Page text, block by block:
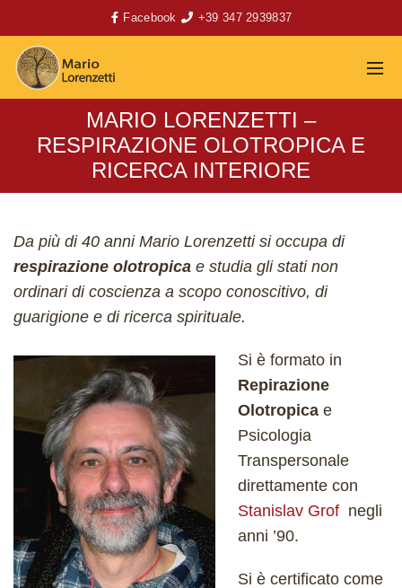
Facebook +39 347 2939837
MARIO LORENZETTI –
RESPIRAZIONE OLOTROPICA E
RICERCA INTERIORE
Da più di 40 anni Mario Lorenzetti si occupa di
respirazione olotropica e studia gli stati non
ordinari di coscienza a scopo conoscitivo, di
guarigione e di ricerca spirituale.
Si è formato in
Repirazione
Olotropica e
Psicologia
Transpersonale
direttamente con
Stanislav Grof negli
anni ’90.
Si è certificato come